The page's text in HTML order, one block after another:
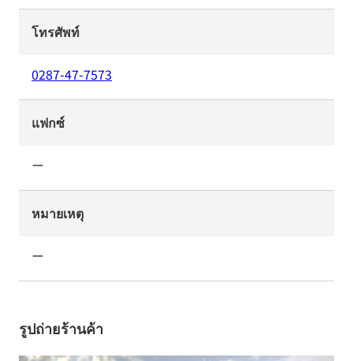
โทรศัพท์
0287-47-7573
แฟกซ์
ー
หมายเหตุ
ー
รูปถ่ายร้านค้า